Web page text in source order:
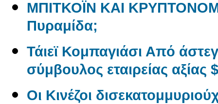
ΜΠΙΤΚΟΪΝ ΚΑΙ
Πυραμίδα;
Τάιεϊ Κομπαγιάσι Από
σύμβουλος εταιρείας αξίας
Οι Κινέζοι